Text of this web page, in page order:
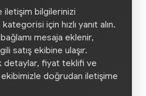
bilgilerinizi
için hızlı yanıt alın.
mesaja eklenir,
satış ekibine ulaşır.
detaylar, fiyat teklifi ve
ekibimizle doğrudan iletişime